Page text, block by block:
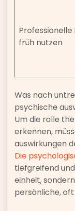
Professionelle
früh nutzen
Was nach
psychische
Um die rolle
erkennen,
auswirkungen
Die
tiefgreifend
einheit,
persönliche,